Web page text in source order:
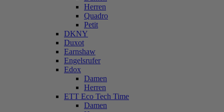
Herren
Quadro
Petit
DKNY
Duxot
Earnshaw
Engelsrufer
Edox
Damen
Herren
ETT Eco Tech Time
Damen